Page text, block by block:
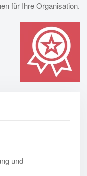
für Ihre Organisation.
und